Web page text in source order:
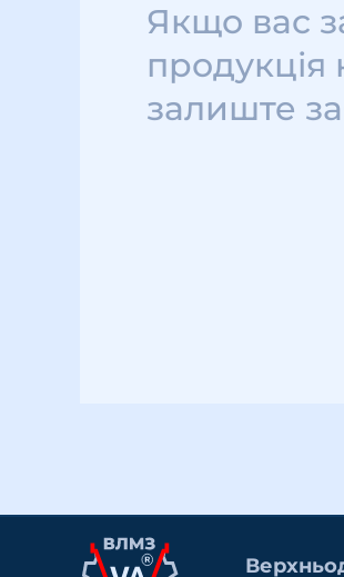
Якщо вас
продукція
залиште